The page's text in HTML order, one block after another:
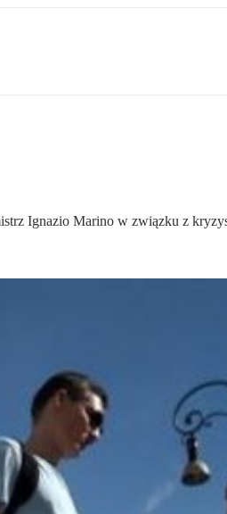
Ignazio Marino w związku z